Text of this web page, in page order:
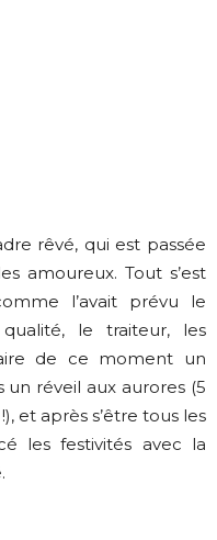
rêvé, qui est passée
amoureux. Tout s’est
l’avait prévu le
le traiteur, les
de ce moment un
un réveil aux aurores (5
et après s’être tous les
les festivités avec la